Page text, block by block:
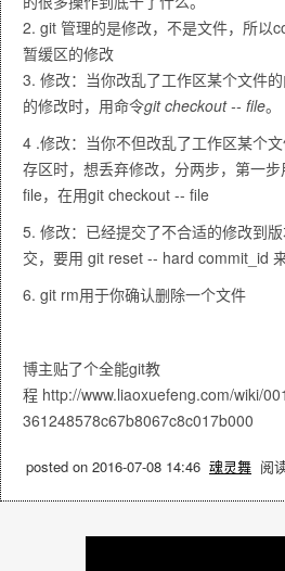
2. git 管理的是修改，不是文件，所以
暂缓区的修改
3. 修改：当你改乱了工作区某个文件
的修改时，用命令git checkout -- file。
4 .修改：当你不但改乱了工作区某个
存区时，想丢弃修改，分两步，第一
file，在用git checkout -- file
5. 修改：已经提交了不合适的修改到
交，要用 git reset -- hard commit_id
6. git rm用于你确认删除一个文件
博主贴了个全能git教
程 http://www.liaoxuefeng.com/wiki/
361248578c67b8067c8c017b000
posted on 2016-07-08 14:46 魂灵舞 阅